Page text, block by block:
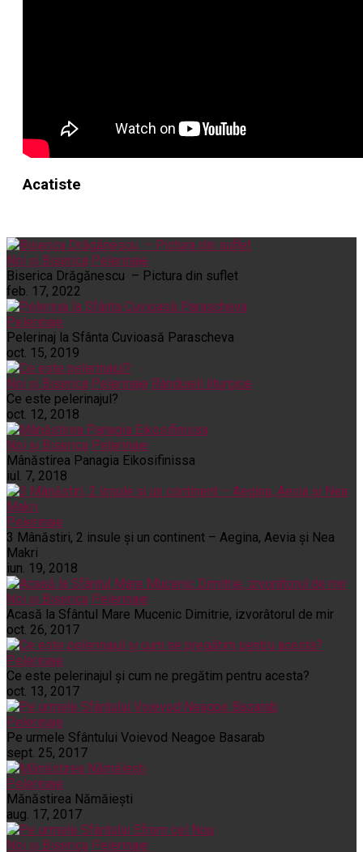
Acatiste
Noi și Biserica Pelerinaje
Biserica Drăgănescu – Pictura din suflet
feb. 17, 2022
Pelerinaje
Pelerinaj la Sfânta Cuvioasă Parascheva
oct. 15, 2019
Noi și Biserica Pelerinaje Rânduieli liturgice
Ce este pelerinajul?
oct. 12, 2018
Noi și Biserica Pelerinaje
Mânăstirea Panagia Eikosifinissa
iul. 7, 2018
Pelerinaje
3 Mânăstiri, 2 insule și un continent – Aegina, Aevia și Nea
Makri
iun. 19, 2018
Noi și Biserica Pelerinaje
Acasă la Sfântul Mare Mucenic Dimitrie, izvorâtorul de mir
oct. 26, 2017
Pelerinaje
Ce este pelerinajul şi cum ne pregătim pentru acesta?
oct. 13, 2017
Pelerinaje
Pe urmele Sfântului Voievod Neagoe Basarab
sept. 25, 2017
Pelerinaje
Mănăstirea Nămăiești
aug. 17, 2017
Noi și Biserica Pelerinaje